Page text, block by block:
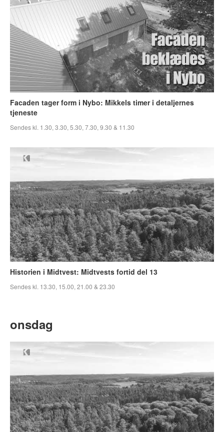
Facaden tager form i Nybo: Mikkels timer i detaljernes
tjeneste
Sendes kl. 1.30, 3.30, 5.30, 7.30, 9.30 & 11.30
Historien i Midtvest: Midtvests fortid del 13
Sendes kl. 13.30, 15.00, 21.00 & 23.30
onsdag